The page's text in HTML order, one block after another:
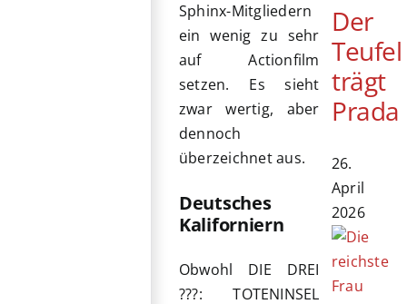
Sphinx-Mitgliedern
ein wenig zu sehr
auf Actionfilm
setzen. Es sieht
zwar wertig, aber
dennoch
überzeichnet aus.
Deutsches
Kaliforniern
Obwohl DIE DREI
???: TOTENINSEL
Der
Teufel
trägt
Prada
26.
April
2026